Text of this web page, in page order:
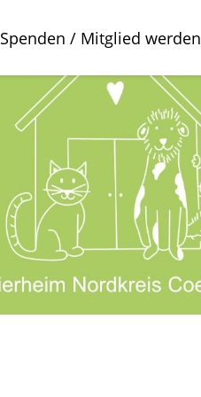
Spenden / Mitglied werden